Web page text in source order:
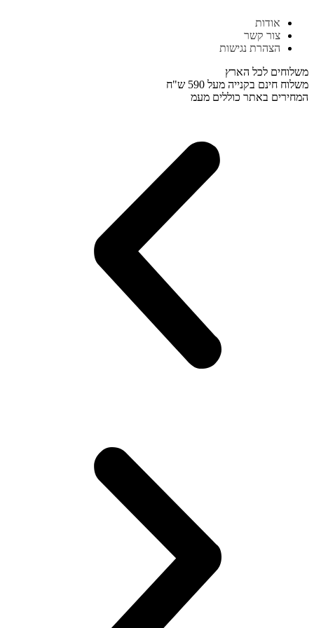
לתוכן
אודות
צור קשר
הצהרת נגישות
משלוחים לכל הארץ
משלוח חינם בקנייה מעל 590 ש"ח
המחירים באתר כוללים מעמ